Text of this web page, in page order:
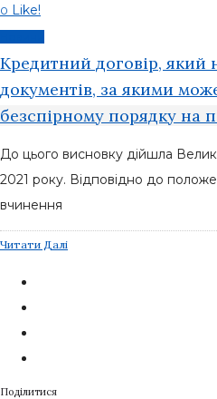
0 Like!
Кредитний договір, який
документів, за якими
безспірному порядку на
До цього висновку дійшла
2021 року. Відповідно до
вчинення
Читати Далі
Поділитися